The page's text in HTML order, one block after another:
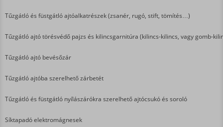
Tűzgátló és füstgátló ajtóalkatrészek (zsanér, rugó, stift, tömítés…)
Tűzgátló ajtó törésvédő pajzs és kilincsgarnitúra (kilincs-kilincs, vagy gomb-
Tűzgátló ajtó bevésőzár
Tűzgátló ajtóba szerelhető zárbetét
Tűzgátló és füstgátló nyílászárókra szerelhető ajtócsukó és soroló
Síktapadó elektromágnesek